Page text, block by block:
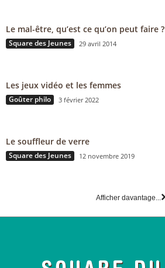
Le mal-être, qu’est ce qu’on peut faire ?
Square des Jeunes 29 avril 2014
Les jeux vidéo et les femmes
Goûter philo 3 février 2022
Le souffleur de verre
Square des Jeunes 12 novembre 2019
Afficher davantage...